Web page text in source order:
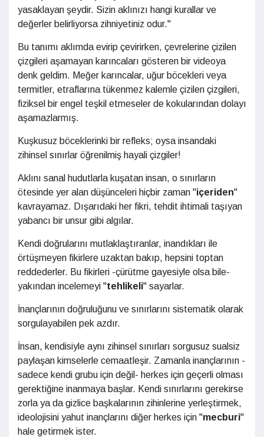
yasaklayan şeydir. Sizin aklınızı hangi kurallar ve
değerler belirliyorsa zihniyetiniz odur."
Bu tanımı aklımda evirip çevirirken, çevrelerine çizilen
çizgileri aşamayan karıncaları gösteren bir videoya
denk geldim. Meğer karıncalar, uğur böcekleri veya
termitler, etraflarına tükenmez kalemle çizilen çizgileri,
fiziksel bir engel teşkil etmeseler de kokularından dolayı
aşamazlarmış.
Kuşkusuz böceklerinki bir refleks; oysa insandaki
zihinsel sınırlar öğrenilmiş hayali çizgiler!
Aklını sanal hudutlarla kuşatan insan, o sınırların
ötesinde yer alan düşünceleri hiçbir zaman "içeriden"
kavrayamaz. Dışarıdaki her fikri, tehdit ihtimali taşıyan
yabancı bir unsur gibi algılar.
Kendi doğrularını mutlaklaştıranlar, inandıkları ile
örtüşmeyen fikirlere uzaktan bakıp, hepsini toptan
reddederler. Bu fikirleri -çürütme gayesiyle olsa bile-
yakından incelemeyi "tehlikeli" sayarlar.
İnançlarının doğruluğunu ve sınırlarını sistematik olarak
sorgulayabilen pek azdır.
İnsan, kendisiyle aynı zihinsel sınırları sorgusuz sualsiz
paylaşan kimselerle cemaatleşir. Zamanla inançlarının -
sadece kendi grubu için değil- herkes için geçerli olması
gerektiğine inanmaya başlar. Kendi sınırlarını gerekirse
zorla ya da gizlice başkalarının zihinlerine yerleştirmek,
ideolojisini yahut inançlarını diğer herkes için "mecburi"
hale getirmek ister.